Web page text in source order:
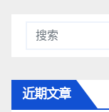
近期文章